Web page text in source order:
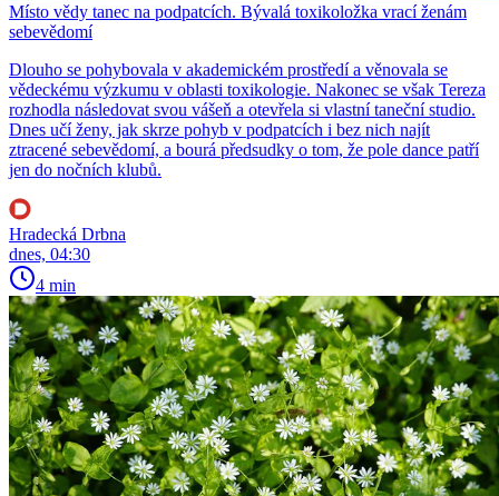
Místo vědy tanec na podpatcích. Bývalá toxikoložka vrací ženám
sebevědomí
Dlouho se pohybovala v akademickém prostředí a věnovala se
vědeckému výzkumu v oblasti toxikologie. Nakonec se však Tereza
rozhodla následovat svou vášeň a otevřela si vlastní taneční studio.
Dnes učí ženy, jak skrze pohyb v podpatcích i bez nich najít
ztracené sebevědomí, a bourá předsudky o tom, že pole dance patří
jen do nočních klubů.
Hradecká Drbna
dnes, 04:30
4 min